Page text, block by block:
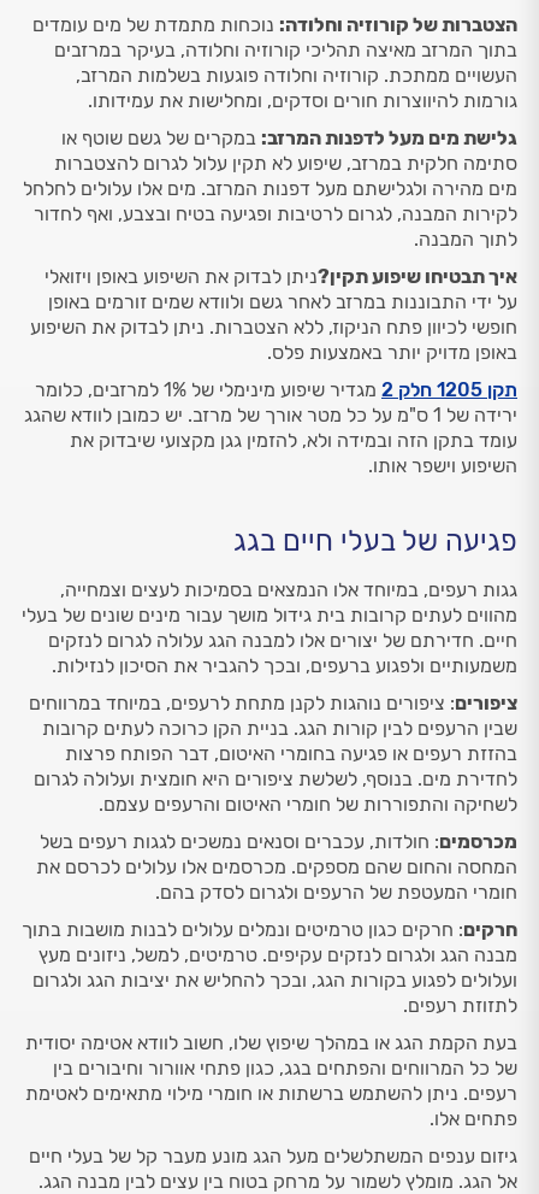
הצטברות של קורוזיה וחלודה: נוכחות מתמדת של מים עומדים
בתוך המרזב מאיצה תהליכי קורוזיה וחלודה, בעיקר במרזבים
העשויים ממתכת. קורוזיה וחלודה פוגעות בשלמות המרזב,
גורמות להיווצרות חורים וסדקים, ומחלישות את עמידותו.
גלישת מים מעל לדפנות המרזב: במקרים של גשם שוטף או
סתימה חלקית במרזב, שיפוע לא תקין עלול לגרום להצטברות
מים מהירה ולגלישתם מעל דפנות המרזב. מים אלו עלולים לחלחל
לקירות המבנה, לגרום לרטיבות ופגיעה בטיח ובצבע, ואף לחדור
לתוך המבנה.
איך תבטיחו שיפוע תקין?ניתן לבדוק את השיפוע באופן ויזואלי
על ידי התבוננות במרזב לאחר גשם ולוודא שמים זורמים באופן
חופשי לכיוון פתח הניקוז, ללא הצטברות. ניתן לבדוק את השיפוע
באופן מדויק יותר באמצעות פלס.
תקן 1205 חלק 2
מגדיר שיפוע מינימלי של 1% למרזבים, כלומר
ירידה של 1 ס"מ על כל מטר אורך של מרזב. יש כמובן לוודא שהגג
עומד בתקן הזה ובמידה ולא, להזמין גגן מקצועי שיבדוק את
השיפוע וישפר אותו.
פגיעה של בעלי חיים בגג
גגות רעפים, במיוחד אלו הנמצאים בסמיכות לעצים וצמחייה,
מהווים לעתים קרובות בית גידול מושך עבור מינים שונים של בעלי
חיים. חדירתם של יצורים אלו למבנה הגג עלולה לגרום לנזקים
משמעותיים ולפגוע ברעפים, ובכך להגביר את הסיכון לנזילות.
ציפורים: ציפורים נוהגות לקנן מתחת לרעפים, במיוחד במרווחים
שבין הרעפים לבין קורות הגג. בניית הקן כרוכה לעתים קרובות
בהזזת רעפים או פגיעה בחומרי האיטום, דבר הפותח פרצות
לחדירת מים. בנוסף, לשלשת ציפורים היא חומצית ועלולה לגרום
לשחיקה והתפוררות של חומרי האיטום והרעפים עצמם.
מכרסמים: חולדות, עכברים וסנאים נמשכים לגגות רעפים בשל
המחסה והחום שהם מספקים. מכרסמים אלו עלולים לכרסם את
חומרי המעטפת של הרעפים ולגרום לסדק בהם.
חרקים: חרקים כגון טרמיטים ונמלים עלולים לבנות מושבות בתוך
מבנה הגג ולגרום לנזקים עקיפים. טרמיטים, למשל, ניזונים מעץ
ועלולים לפגוע בקורות הגג, ובכך להחליש את יציבות הגג ולגרום
לתזוזת רעפים.
בעת הקמת הגג או במהלך שיפוץ שלו, חשוב לוודא אטימה יסודית
של כל המרווחים והפתחים בגג, כגון פתחי אוורור וחיבורים בין
רעפים. ניתן להשתמש ברשתות או חומרי מילוי מתאימים לאטימת
פתחים אלו.
גיזום ענפים המשתלשלים מעל הגג מונע מעבר קל של בעלי חיים
אל הגג. מומלץ לשמור על מרחק בטוח בין עצים לבין מבנה הגג.